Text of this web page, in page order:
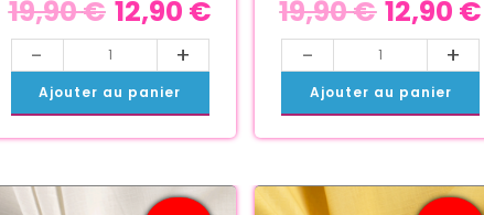
19,90€ 12,90 €
- +
Ajouter au panier
19,90€ 12,90 €
- +
Ajouter au panier